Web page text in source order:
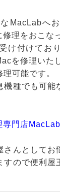
MacLabへ
理をおこな
け付けてお
を修理いた
可能です。
機種でも可能
専門店MacLab
んとしてお
すので便利屋